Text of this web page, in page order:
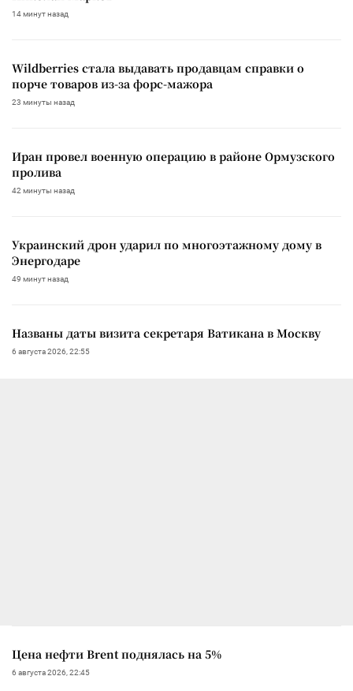
14 минут назад
Wildberries стала выдавать продавцам справки о
порче товаров из-за форс-мажора
23 минуты назад
Иран провел военную операцию в районе Ормузского
пролива
42 минуты назад
Украинский дрон ударил по многоэтажному дому в
Энергодаре
49 минут назад
Названы даты визита секретаря Ватикана в Москву
6 августа 2026, 22:55
Цена нефти Brent поднялась на 5%
6 августа 2026, 22:45